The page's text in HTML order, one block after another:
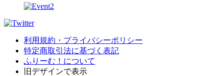
利用規約・プライバシーポリシー
特定商取引法に基づく表記
ふりーむ！について
旧デザインで表示